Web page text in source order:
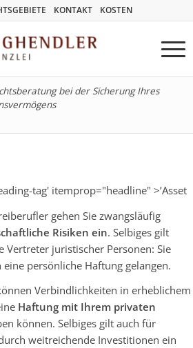
KONTAKT KOSTEN
bei der Sicherung Ihres
tag' itemprop="headline" >’Asset
gehen Sie zwangsläufig
Risiken ein. Selbiges gilt
Vertreter juristischer Personen: Sie
persönliche Haftung gelangen.
Verbindlichkeiten in erheblichem
Haftung mit Ihrem privaten
können. Selbiges gilt auch für
weitreichende Investitionen ein